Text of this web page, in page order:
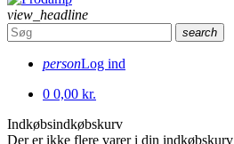
view_headline
search
personLog ind
0 0,00 kr.
Indkøbsindkøbskurv
Der er ikke flere varer i din indkøbskurv